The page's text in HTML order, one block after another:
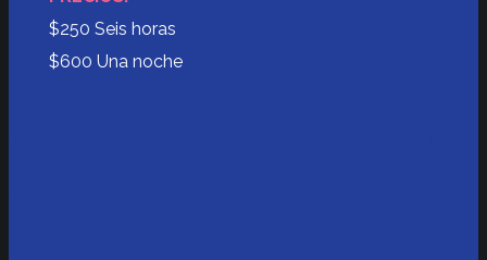
$250 Seis horas
$600 Una noche